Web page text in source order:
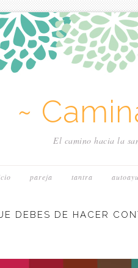
~
El camino hacia la
pareja tantra
DEBES DE HACER